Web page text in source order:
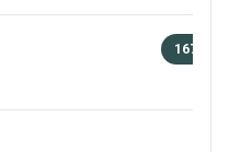
167 €